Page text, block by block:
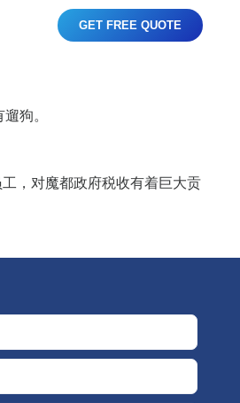
GET FREE QUOTE
狗。
，对魔都政府税收有着巨大贡